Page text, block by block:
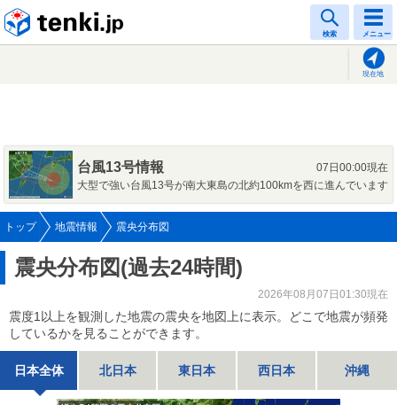
検索 メニュー
現在地
台風13号情報
07日00:00現在
大型で強い台風13号が南大東島の北約100kmを西に進んでいます
トップ 地震情報 震央分布図
震央分布図(過去24時間)
2026年08月07日01:30現在
震度1以上を観測した地震の震央を地図上に表示。どこで地震が頻発
しているかを見ることができます。
日本全体 北日本 東日本 西日本 沖縄